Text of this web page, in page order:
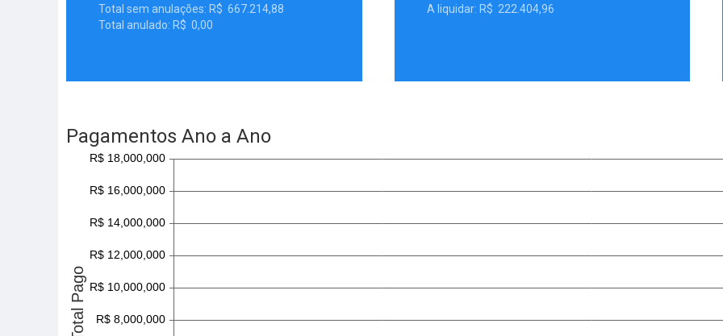
Total sem anulações: R$ 667.214,88
Total anulado: R$ 0,00
A liquidar: R$ 222.404,96
Pagamentos Ano a Ano